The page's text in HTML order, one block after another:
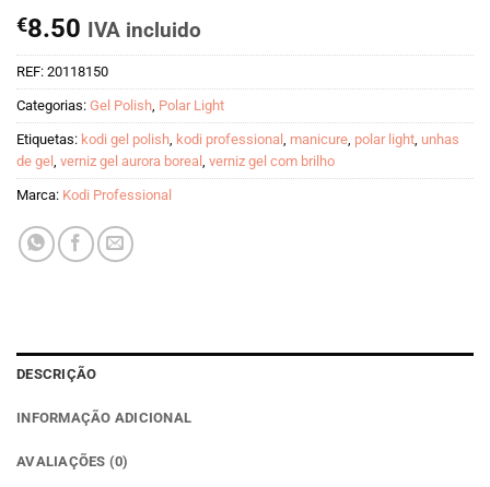
€8.50 IVA incluido
REF: 20118150
Categorias: Gel Polish, Polar Light
Etiquetas: kodi gel polish, kodi professional , manicure, polar light, unhas
de gel , verniz gel aurora boreal , verniz gel com brilho
Marca: Kodi Professional
DESCRIÇÃO
INFORMAÇÃO ADICIONAL
AVALIAÇÕES (0)